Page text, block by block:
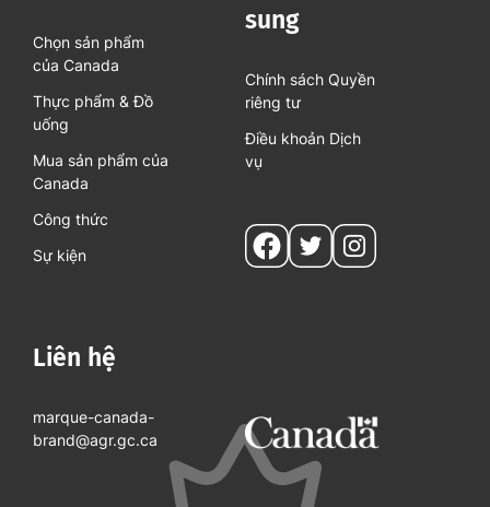
Chọn sản phẩm
của Canada
Thực phẩm & Đồ
uống
Mua sản phẩm của
Canada
Công thức
Sự kiện
sung
Chính sách Quyền
riêng tư
Điều khoản Dịch
vụ
Liên hệ
marque-canada-
brand@agr.gc.ca
Social